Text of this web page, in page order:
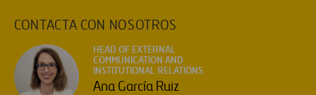
CONTACTA CON NOSOTROS
HEAD OF EXTERNAL
COMMUNICATION AND
INSTITUTIONAL RELATIONS
Ana García Ruiz